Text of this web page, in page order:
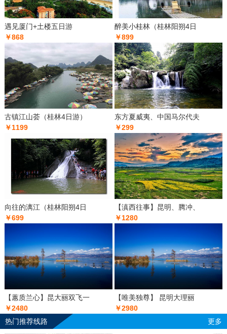
遇见厦门+土楼五日游
￥868
醉美小桂林（桂林阳朔4日
￥899
古镇江山荟（桂林4日游）
￥1199
东方夏威夷、中国马尔代夫
￥299
向往的漓江（桂林阳朔4日
￥699
【滇西往事】昆明、腾冲、
￥1280
【蕙质兰心】昆大丽双飞一
￥2480
【唯美独尊】 昆明大理丽
￥2980
热门推荐线路
更多